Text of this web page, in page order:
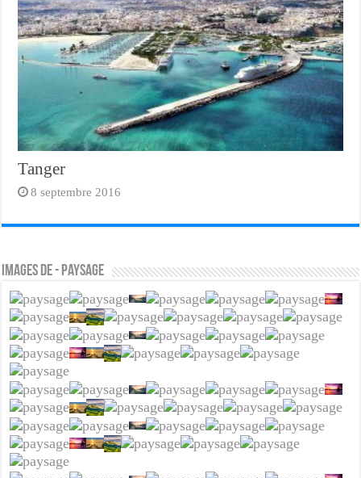
Tanger
8 septembre 2016
Images de - Paysage